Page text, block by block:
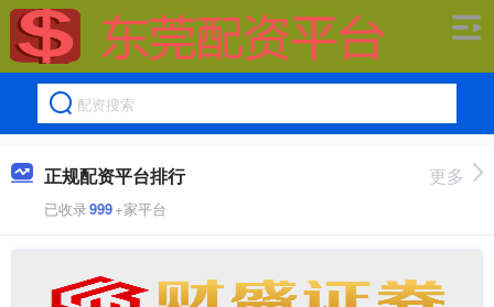
正规配资平台排行
已收录999+家平台
更多